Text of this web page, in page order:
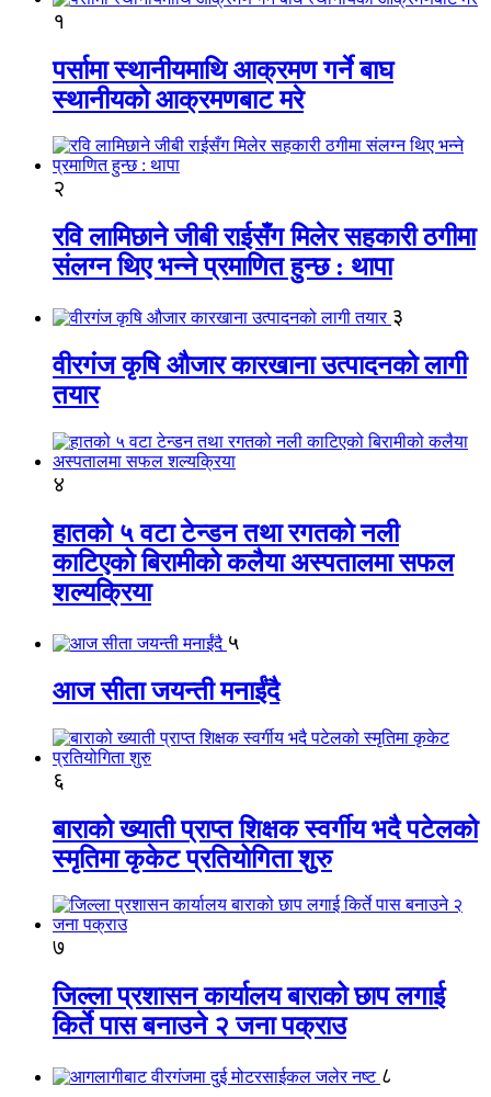
१
पर्सामा स्थानीयमाथि आक्रमण गर्ने बाघ
स्थानीयको आक्रमणबाट मरे
२
रवि लामिछाने जीबी राईसँग मिलेर सहकारी ठगीमा
संलग्न थिए भन्ने प्रमाणित हुन्छ : थापा
३
वीरगंज कृषि औजार कारखाना उत्पादनको लागी
तयार
४
हातको ५ वटा टेन्डन तथा रगतको नली
काटिएको बिरामीको कलैया अस्पतालमा सफल
शल्यक्रिया
५
आज सीता जयन्ती मनाईंदै
६
बाराको ख्याती प्राप्त शिक्षक स्वर्गीय भदै पटेलको
स्मृतिमा कृकेट प्रतियोगिता शुरु
७
जिल्ला प्रशासन कार्यालय बाराको छाप लगाई
किर्ते पास बनाउने २ जना पक्राउ
८